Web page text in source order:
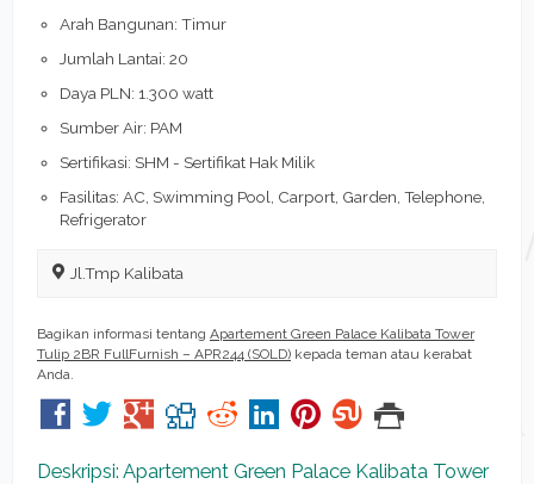
Arah Bangunan: Timur
Jumlah Lantai: 20
Daya PLN: 1.300 watt
Sumber Air: PAM
Sertifikasi: SHM - Sertifikat Hak Milik
Fasilitas: AC, Swimming Pool, Carport, Garden, Telephone,
Refrigerator
Jl.Tmp Kalibata
Bagikan informasi tentang Apartement Green Palace Kalibata Tower
Tulip 2BR FullFurnish – APR244 (SOLD) kepada teman atau kerabat
Anda.
Deskripsi: Apartement Green Palace Kalibata Tower